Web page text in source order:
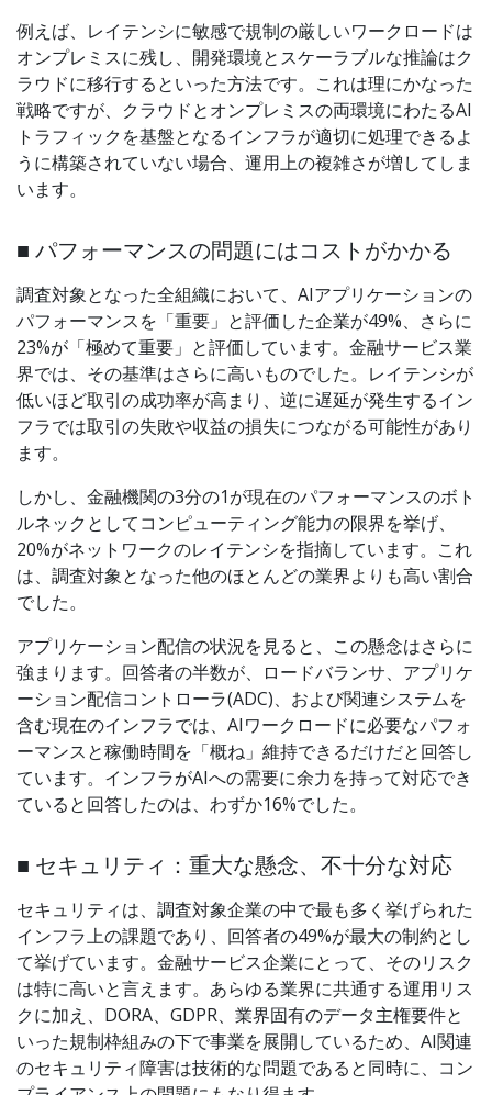
例えば、レイテンシに敏感で規制の厳しいワークロードは
オンプレミスに残し、開発環境とスケーラブルな推論はク
ラウドに移行するといった方法です。これは理にかなった
戦略ですが、クラウドとオンプレミスの両環境にわたるAI
トラフィックを基盤となるインフラが適切に処理できるよ
うに構築されていない場合、運用上の複雑さが増してしま
います。
■ パフォーマンスの問題にはコストがかかる
調査対象となった全組織において、AIアプリケーションの
パフォーマンスを「重要」と評価した企業が49%、さらに
23%が「極めて重要」と評価しています。金融サービス業
界では、その基準はさらに高いものでした。レイテンシが
低いほど取引の成功率が高まり、逆に遅延が発生するイン
フラでは取引の失敗や収益の損失につながる可能性があり
ます。
しかし、金融機関の3分の1が現在のパフォーマンスのボト
ルネックとしてコンピューティング能力の限界を挙げ、
20%がネットワークのレイテンシを指摘しています。これ
は、調査対象となった他のほとんどの業界よりも高い割合
でした。
アプリケーション配信の状況を見ると、この懸念はさらに
強まります。回答者の半数が、ロードバランサ、アプリケ
ーション配信コントローラ(ADC)、および関連システムを
含む現在のインフラでは、AIワークロードに必要なパフォ
ーマンスと稼働時間を「概ね」維持できるだけだと回答し
ています。インフラがAIへの需要に余力を持って対応でき
ていると回答したのは、わずか16%でした。
■ セキュリティ：重大な懸念、不十分な対応
セキュリティは、調査対象企業の中で最も多く挙げられた
インフラ上の課題であり、回答者の49%が最大の制約とし
て挙げています。金融サービス企業にとって、そのリスク
は特に高いと言えます。あらゆる業界に共通する運用リス
クに加え、DORA、GDPR、業界固有のデータ主権要件と
いった規制枠組みの下で事業を展開しているため、AI関連
のセキュリティ障害は技術的な問題であると同時に、コン